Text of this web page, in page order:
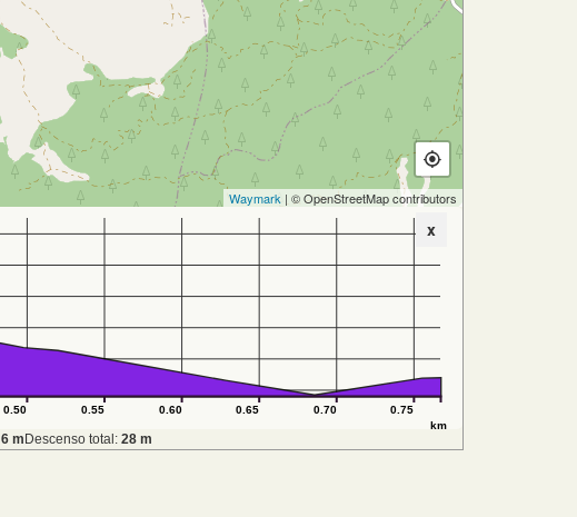
Waymark | © OpenStreetMap contributors
x
0.50 0.55 0.60 0.65 0.70 0.75
km
6 m Descenso total: 28 m